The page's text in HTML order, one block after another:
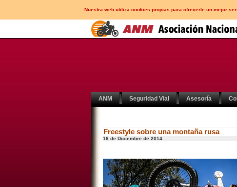
Nuestra web utiliza cookies propias para ofrecerle un mejor
ANM Seguridad Vial Asesoría
Freestyle sobre una montaña rusa
16 de Diciembre de 2014